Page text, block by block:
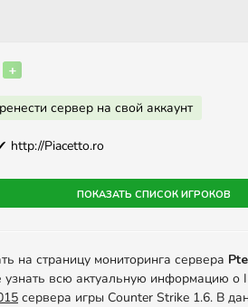
+
сервер на свой аккаунт
http://Piacetto.ro
Показать список игроков
на страницу мониторинга сервера
всю актуальную информацию о
сервера игры Counter Strike 1.6. В